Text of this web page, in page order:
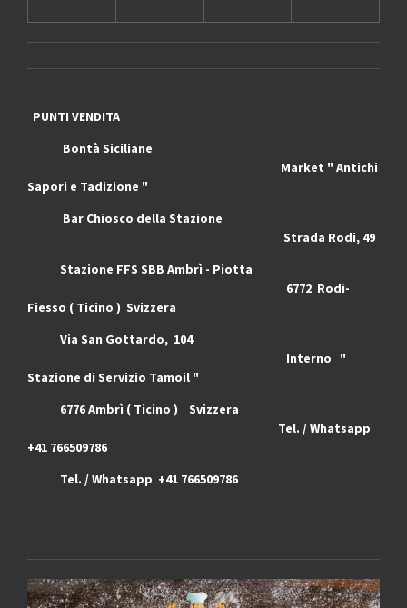
PUNTI VENDITA
Bontà Siciliane
Market " Antichi
Sapori e Tadizione "
Bar Chiosco della Stazione
Strada Rodi, 49
Stazione FFS SBB Ambrì - Piotta
6772 Rodi-
Fiesso ( Ticino ) Svizzera
Via San Gottardo, 104
Interno "
Stazione di Servizio Tamoil "
6776 Ambrì ( Ticino ) Svizzera
Tel. / Whatsapp
+41 766509786
Tel. / Whatsapp +41 766509786